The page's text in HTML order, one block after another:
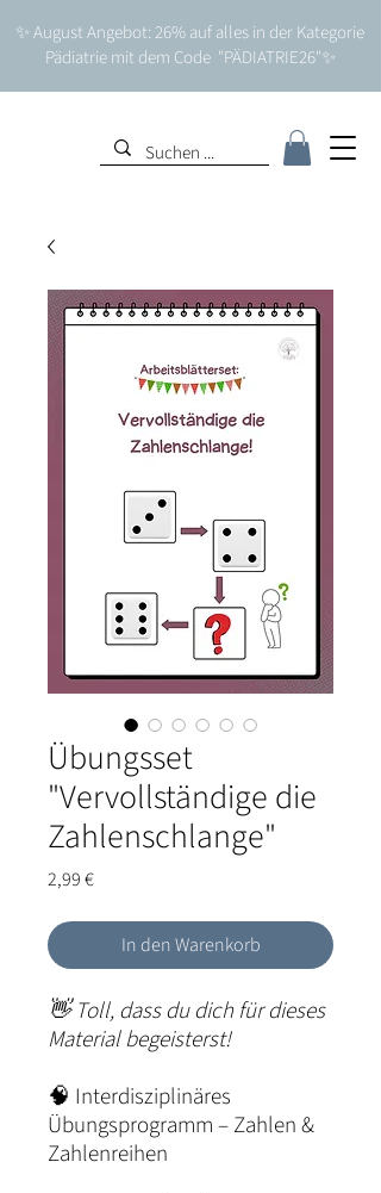
✨ August Angebot: 26% auf alles in der Kategorie
Pädiatrie mit dem Code "PÄDIATRIE26"✨
Übungsset
"Vervollständige die
Zahlenschlange"
2,99 €Preis
In den Warenkorb
👋Toll, dass du dich für dieses
Material begeisterst!
🧠 Interdisziplinäres
Übungsprogramm – Zahlen &
Zahlenreihen